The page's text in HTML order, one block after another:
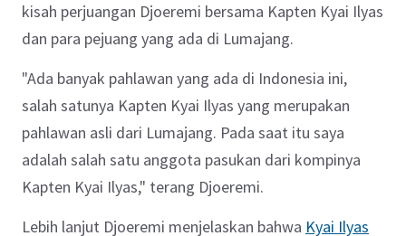
kisah perjuangan Djoeremi bersama Kapten Kyai Ilyas
dan para pejuang yang ada di Lumajang.
"Ada banyak pahlawan yang ada di Indonesia ini,
salah satunya Kapten Kyai Ilyas yang merupakan
pahlawan asli dari Lumajang. Pada saat itu saya
adalah salah satu anggota pasukan dari kompinya
Kapten Kyai Ilyas," terang Djoeremi.
Lebih lanjut Djoeremi menjelaskan bahwa Kyai Ilyas